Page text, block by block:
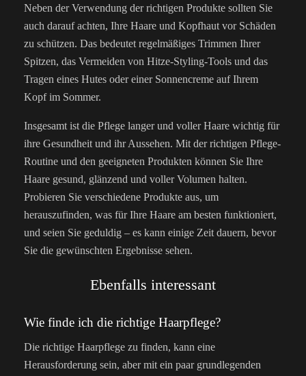
Neben der Verwendung der richtigen Produkte sollten Sie
auch darauf achten, Ihre Haare und Kopfhaut vor Schäden
zu schützen. Das bedeutet regelmäßiges Trimmen Ihrer
Spitzen, das Vermeiden von Hitze-Styling-Tools und das
Tragen eines Hutes oder einer Sonnencreme auf Ihrem
Kopf im Sommer.
Insgesamt ist die Pflege langer und voller Haare wichtig für
ihre Gesundheit und ihr Aussehen. Mit der richtigen Pflege-
Routine und den geeigneten Produkten können Sie Ihre
Haare gesund, glänzend und voller Volumen halten.
Probieren Sie verschiedene Produkte aus, um
herauszufinden, was für Ihre Haare am besten funktioniert,
und seien Sie geduldig – es kann einige Zeit dauern, bevor
Sie die gewünschten Ergebnisse sehen.
Ebenfalls interessant
Wie finde ich die richtige Haarpflege?
Die richtige Haarpflege zu finden, kann eine
Herausforderung sein, aber mit ein paar grundlegenden